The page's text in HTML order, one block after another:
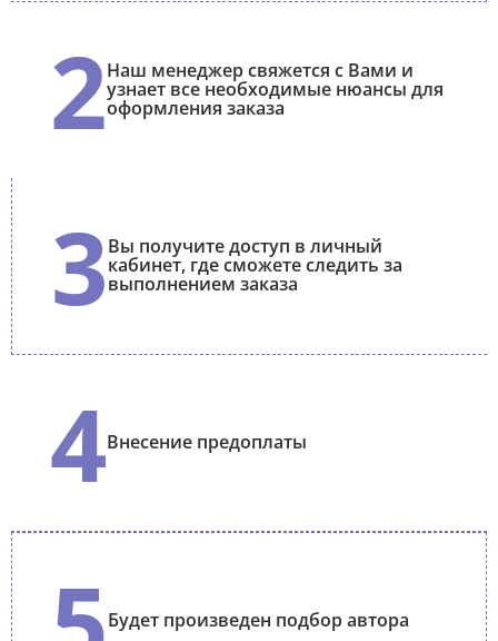
2Наш менеджер свяжется с Вами и
узнает все необходимые нюансы для
оформления заказа
3Вы получите доступ в личный
кабинет, где сможете следить за
выполнением заказа
4Внесение предоплаты
Будет произведен подбор автора